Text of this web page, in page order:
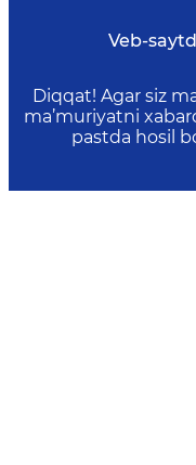
Veb-
Diqqat! Agar siz
ma’muriyatni
pastda hosil